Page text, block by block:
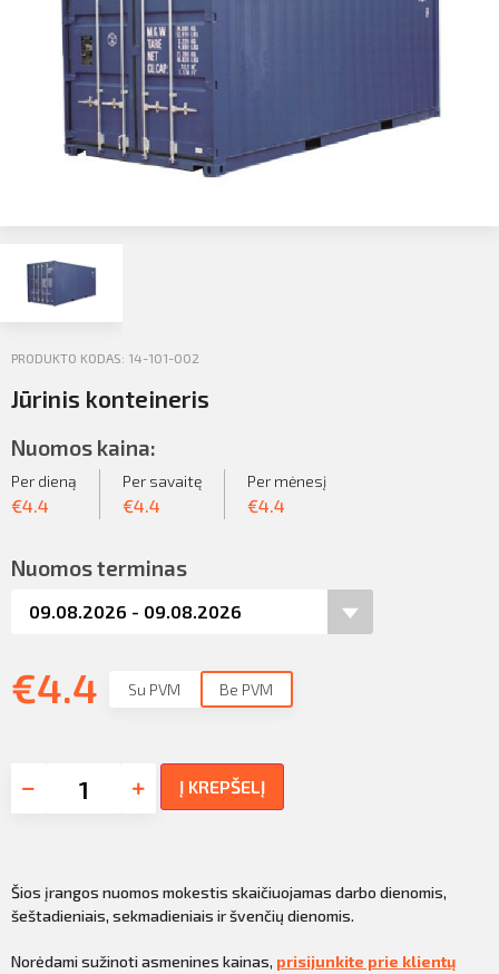
Kontaktai
Atsijungti
PRODUKTO KODAS: 14-101-002
Jūrinis konteineris
Nuomos kaina:
Per dieną
€4.4
Per savaitę
€4.4
Per mėnesį
€4.4
Nuomos terminas
€4.4 Su PVM Be PVM
Į KREPŠELĮ
Šios įrangos nuomos mokestis skaičiuojamas darbo dienomis,
šeštadieniais, sekmadieniais ir švenčių dienomis.
Norėdami sužinoti asmenines kainas, prisijunkite prie klientų